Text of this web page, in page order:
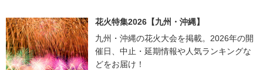
花火特集2026【九州・沖縄】
九州・沖縄の花火大会を掲載。2026年の開
催日、中止・延期情報や人気ランキングな
どをお届け！